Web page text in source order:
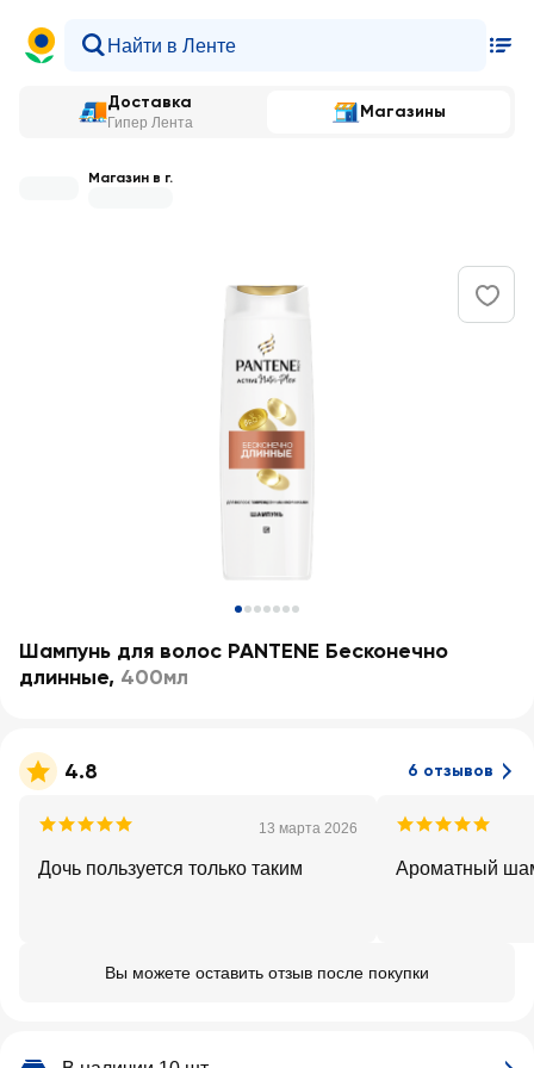
Доставка
Гипер Лента
Магазины
Магазин в г.
Шампунь для волос PANTENE Бесконечно
длинные, 400мл
4.8 6 отзывов
13 марта 2026
Дочь пользуется только таким Ароматный
Вы можете оставить отзыв после покупки